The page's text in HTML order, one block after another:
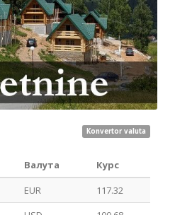
Konvertor valuta
Валута
Курс
EUR
117.32